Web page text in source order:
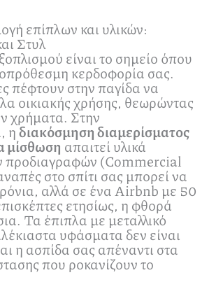
επίπλων και υλικών:
Στυλ
είναι το σημείο όπου
κερδοφορία σας.
πέφτουν στην παγίδα να
οικιακής χρήσης, θεωρώντας
χρήματα. Στην
ηδιακόσμηση διαμερίσματος
μίσθωσηαπαιτεί υλικά
προδιαγραφών (Commercial
στο σπίτι σας μπορεί να
αλλά σε ένα Airbnb με 50
ετησίως, η φθορά
Τα έπιπλα με μεταλλικό
υφάσματα δεν είναι
η ασπίδα σας απέναντι στα
που ροκανίζουν το